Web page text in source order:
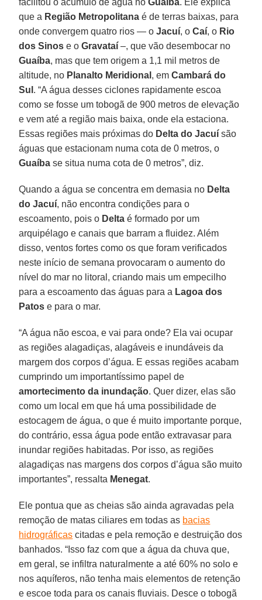
que a Região Metropolitana é de terras baixas, para
onde convergem quatro rios — oJacuí, oCaí, o Rio
dos Sinos e oGravataí –, que vão desembocar no
Guaíba, mas que tem origem a 1,1 mil metros de
altitude, no Planalto Meridional , emCambará do
Sul . “A água desses ciclones rapidamente escoa
como se fosse um tobogã de 900 metros de elevação
e vem até a região mais baixa, onde ela estaciona.
Essas regiões mais próximas do Delta do Jacuí são
águas que estacionam numa cota de 0 metros, o
Guaíba se situa numa cota de 0 metros”, diz.
Quando a água se concentra em demasia no Delta
do Jacuí, não encontra condições para o
escoamento, pois o Delta é formado por um
arquipélago e canais que barram a fluidez. Além
disso, ventos fortes como os que foram verificados
neste início de semana provocaram o aumento do
nível do mar no litoral, criando mais um empecilho
para a escoamento das águas para a Lagoa dos
Patos e para o mar.
“A água não escoa, e vai para onde? Ela vai ocupar
as regiões alagadiças, alagáveis e inundáveis da
margem dos corpos d’água. E essas regiões acabam
cumprindo um importantíssimo papel de
amortecimento da inundação. Quer dizer, elas são
como um local em que há uma possibilidade de
estocagem de água, o que é muito importante porque,
do contrário, essa água pode então extravasar para
inundar regiões habitadas. Por isso, as regiões
alagadiças nas margens dos corpos d’água são muito
importantes”, ressalta Menegat.
Ele pontua que as cheias são ainda agravadas pela
remoção de matas ciliares em todas as bacias
hidrográficas citadas e pela remoção e destruição dos
banhados. “Isso faz com que a água da chuva que,
em geral, se infiltra naturalmente a até 60% no solo e
nos aquíferos, não tenha mais elementos de retenção
e escoe toda para os canais fluviais. Desce o tobogã